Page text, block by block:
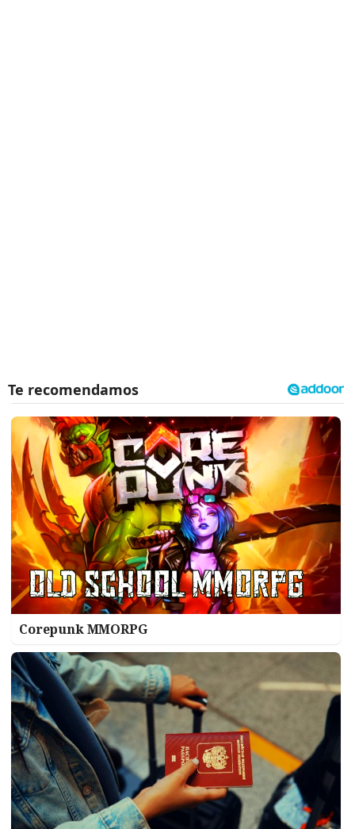
Corepunk MMORPG